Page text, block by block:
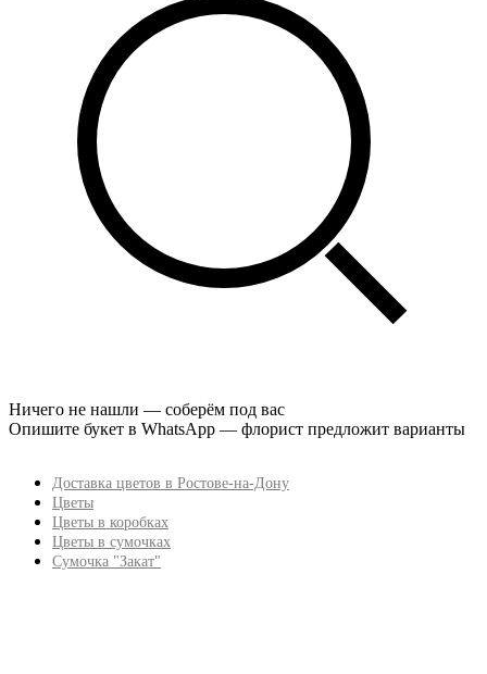
Ничего не нашли — соберём под вас
Опишите букет в WhatsApp — флорист предложит варианты
Доставка цветов в Ростове-на-Дону
Цветы
Цветы в коробках
Цветы в сумочках
Сумочка "Закат"